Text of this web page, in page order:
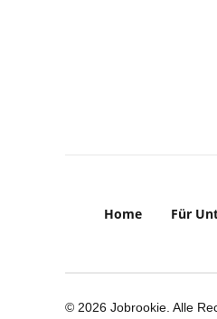
Home Für
© 2026 Jobrookie. Alle